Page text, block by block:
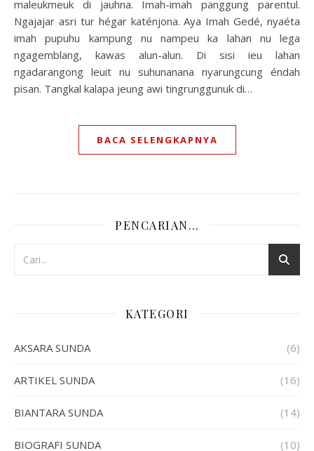
maleukmeuk di jauhna. Imah-imah panggung parentul.
Ngajajar asri tur hégar katénjona. Aya Imah Gedé, nyaéta
imah pupuhu kampung nu nampeu ka lahan nu lega
ngagemblang, kawas alun-alun. Di sisi ieu lahan
ngadarangong leuit nu suhunanana nyarungcung éndah
pisan. Tangkal kalapa jeung awi tingrunggunuk di…
BACA SELENGKAPNYA
PENCARIAN…
KATEGORI
AKSARA SUNDA (6)
ARTIKEL SUNDA (16)
BIANTARA SUNDA (14)
BIOGRAFI SUNDA (10)